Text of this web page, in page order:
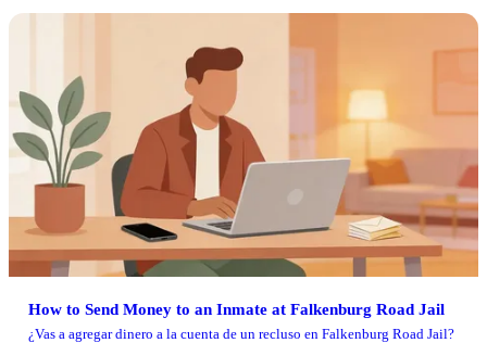
How to Send Money to an Inmate at Falkenburg Road Jail
¿Vas a agregar dinero a la cuenta de un recluso en Falkenburg Road Jail?